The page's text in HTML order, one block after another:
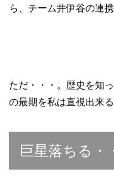
ら、チーム井伊谷の連
ただ・・・。歴史を知
の最期を私は直視出来
巨星落ちる・